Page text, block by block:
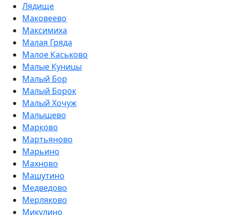
Лядище
Маковеево
Максимиха
Малая Гряда
Малое Каськово
Малые Куницы
Малый Бор
Малый Борок
Малый Хочуж
Малышево
Марково
Мартьяново
Марьино
Махново
Машутино
Медведово
Мерляково
Микулино